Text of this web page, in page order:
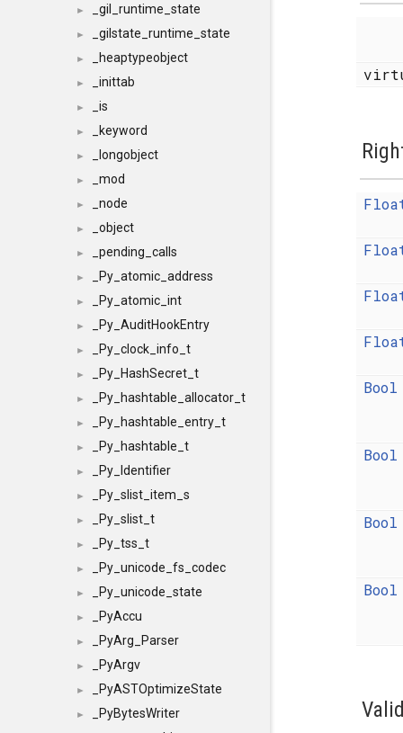
► _gil_runtime_state
► _gilstate_runtime_state
► _heaptypeobject
► _inittab
► _is
► _keyword
► _longobject
► _mod
► _node
► _object
► _pending_calls
► _Py_atomic_address
► _Py_atomic_int
► _Py_AuditHookEntry
► _Py_clock_info_t
► _Py_HashSecret_t
► _Py_hashtable_allocator_t
► _Py_hashtable_entry_t
► _Py_hashtable_t
► _Py_Identifier
► _Py_slist_item_s
► _Py_slist_t
► _Py_tss_t
► _Py_unicode_fs_codec
► _Py_unicode_state
► _PyAccu
► _PyArg_Parser
► _PyArgv
► _PyASTOptimizeState
►
_PyBytesWriter
Bool
Bool
Bool
Bool